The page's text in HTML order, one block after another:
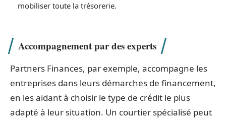
mobiliser toute la trésorerie.
Accompagnement par des experts
Partners Finances, par exemple, accompagne les
entreprises dans leurs démarches de financement,
en les aidant à choisir le type de crédit le plus
adapté à leur situation. Un courtier spécialisé peut